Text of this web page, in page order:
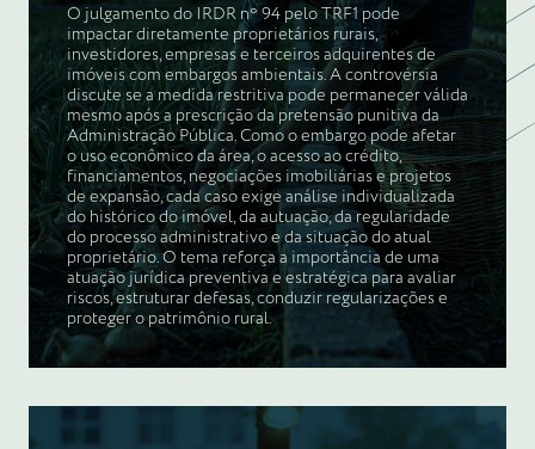
O julgamento do IRDR nº 94 pelo TRF1 pode
impactar diretamente proprietários rurais,
investidores, empresas e terceiros adquirentes de
imóveis com embargos ambientais. A controvérsia
discute se a medida restritiva pode permanecer válida
mesmo após a prescrição da pretensão punitiva da
Administração Pública. Como o embargo pode afetar
o uso econômico da área, o acesso ao crédito,
financiamentos, negociações imobiliárias e projetos
de expansão, cada caso exige análise individualizada
do histórico do imóvel, da autuação, da regularidade
do processo administrativo e da situação do atual
proprietário. O tema reforça a importância de uma
atuação jurídica preventiva e estratégica para avaliar
riscos, estruturar defesas, conduzir regularizações e
proteger o patrimônio rural.